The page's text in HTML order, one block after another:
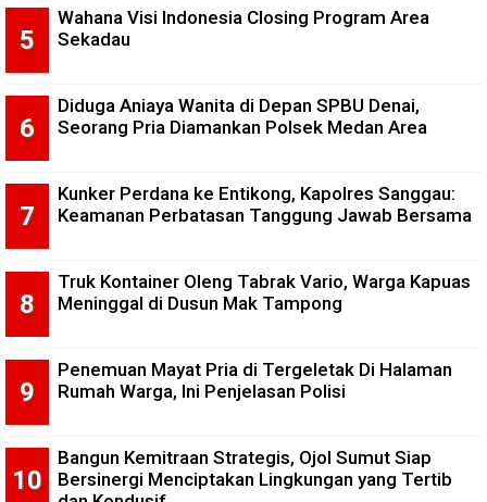
Wahana Visi Indonesia Closing Program Area
Sekadau
Diduga Aniaya Wanita di Depan SPBU Denai,
Seorang Pria Diamankan Polsek Medan Area
Kunker Perdana ke Entikong, Kapolres Sanggau:
Keamanan Perbatasan Tanggung Jawab Bersama
Truk Kontainer Oleng Tabrak Vario, Warga Kapuas
Meninggal di Dusun Mak Tampong
Penemuan Mayat Pria di Tergeletak Di Halaman
Rumah Warga, Ini Penjelasan Polisi
Bangun Kemitraan Strategis, Ojol Sumut Siap
Bersinergi Menciptakan Lingkungan yang Tertib